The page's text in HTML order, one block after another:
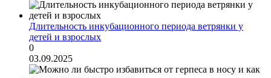
Длительность инкубационного периода ветрянки у
детей и взрослых
0
03.09.2025